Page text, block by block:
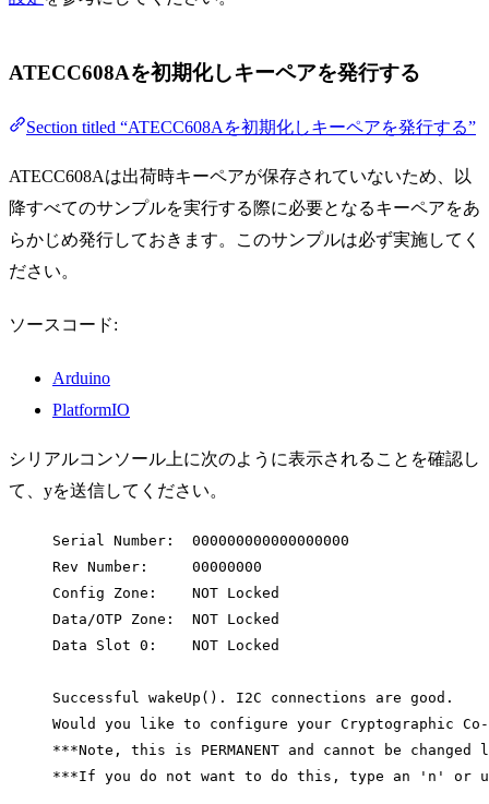
ATECC608Aを初期化しキーペアを発行する
Section titled “ATECC608Aを初期化しキーペアを発行する”
ATECC608Aは出荷時キーペアが保存されていないため、以
降すべてのサンプルを実行する際に必要となるキーペアをあ
らかじめ発行しておきます。このサンプルは必ず実施してく
ださい。
ソースコード:
Arduino
PlatformIO
シリアルコンソール上に次のように表示されることを確認し
て、yを送信してください。
Serial Number:  000000000000000000
Rev Number:     00000000
Config Zone:    NOT Locked
Data/OTP Zone:  NOT Locked
Data Slot 0:    NOT Locked
Successful wakeUp(). I2C connections are good.
Would you like to configure your Cryptographic
***Note, this is PERMANENT and cannot be
***If you do not want to do this, type an 'n' or